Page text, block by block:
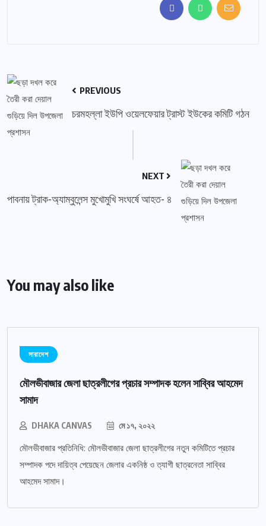
PREVIOUS
চরমহল্লা ইউপি ওয়েলফেয়ার ট্রাস্ট ইউকের কমিটি গঠন
NEXT
পাবনায় ট্রাক-অ্যাম্বুলেন্স মুখোমুখি সংঘর্ষে আহত- ৪
You may also like
সারাদেশ
মৌলভীবাজার জেলা ছাত্রলীগের প্রচার সম্পাদক হলেন সাব্বির আহমেদ
সামাদ
DHAKA CANVAS মে ১৭, ২০২২
মৌলভীবাজার প্রতিনিধি: মৌলভীবাজার জেলা ছাত্রলীগের নতুন কমিটিতে প্রচার
সম্পাদক পদে দায়িত্ব পেয়েছেন জেলার একনিষ্ঠ ও ত্যাগী ছাত্রনেতা সাব্বির
আহমেদ সামাদ।